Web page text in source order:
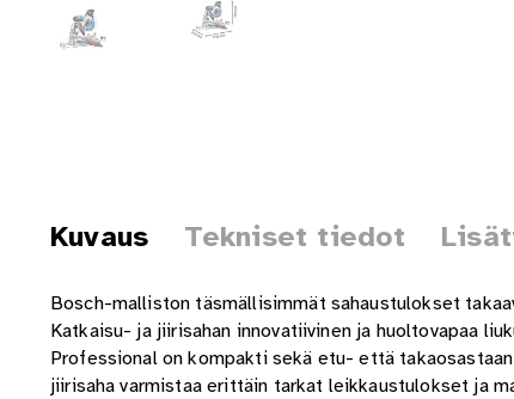
Kuvaus Tekniset tiedot
Bosch-malliston täsmällisimmät sahaustulokset
Katkaisu- ja jiirisahan innovatiivinen ja huoltovapaa
Professional on kompakti sekä etu- että
jiirisaha varmistaa erittäin tarkat leikkaustulokset ja